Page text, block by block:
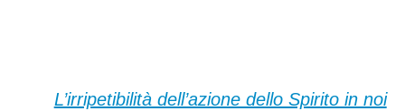
L’irripetibilità dell’azione dello Spirito in noi